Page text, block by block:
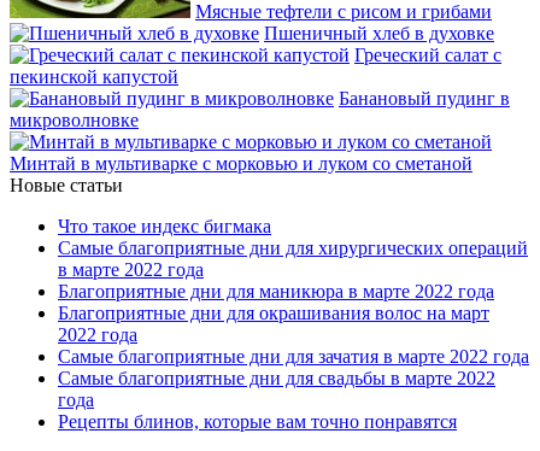
Мясные тефтели с рисом и грибами
Пшеничный хлеб в духовке
Греческий салат с
пекинской капустой
Банановый пудинг в
микроволновке
Минтай в мультиварке с морковью и луком со сметаной
Новые статьи
Что такое индекс бигмака
Самые благоприятные дни для хирургических операций
в марте 2022 года
Благоприятные дни для маникюра в марте 2022 года
Благоприятные дни для окрашивания волос на март
2022 года
Самые благоприятные дни для зачатия в марте 2022 года
Самые благоприятные дни для свадьбы в марте 2022
года
Рецепты блинов, которые вам точно понравятся